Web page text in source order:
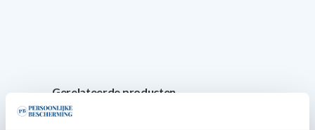
Gerelateerde producten